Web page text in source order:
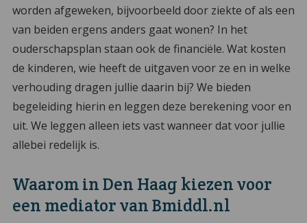
worden afgeweken, bijvoorbeeld door ziekte of als een
van beiden ergens anders gaat wonen? In het
ouderschapsplan staan ook de financiële. Wat kosten
de kinderen, wie heeft de uitgaven voor ze en in welke
verhouding dragen jullie daarin bij? We bieden
begeleiding hierin en leggen deze berekening voor en
uit. We leggen alleen iets vast wanneer dat voor jullie
allebei redelijk is.
Waarom in Den Haag kiezen voor
een mediator van Bmiddl.nl